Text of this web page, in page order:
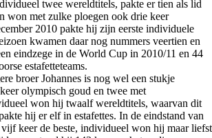
twee wereldtitels, pakte er tien als lid
won met zulke ploegen ook drie keer
2010 pakte hij zijn eerste individuele
kwamen daar nog nummers veertien en
eindzege in de World Cup in 2010/11 en 44
estafetteteams.
broer Johannes is nog wel een stukje
olympisch goud en twee met
won hij twaalf wereldtitels, waarvan dit
hij er elf in estafettes. In de eindstand van
keer de beste, individueel won hij maar liefst